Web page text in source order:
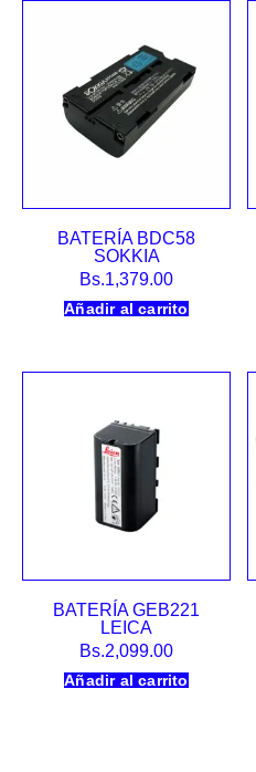
BATERÍA BDC58
SOKKIA
Bs.1,379.00
Añadir al carrito
BATERÍA GEB221
LEICA
Bs.2,099.00
Añadir al carrito